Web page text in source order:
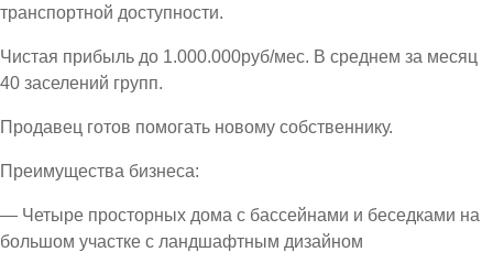
транспортной доступности.
Чистая прибыль до 1.000.000руб/мес. В среднем за месяц
40 заселений групп.
Продавец готов помогать новому собственнику.
Преимущества бизнеса:
— Четыре просторных дома с бассейнами и беседками на
большом участке с ландшафтным дизайном